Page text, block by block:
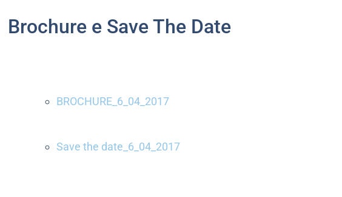
Brochure e Save The Date
BROCHURE_6_04_2017
Save the date_6_04_2017